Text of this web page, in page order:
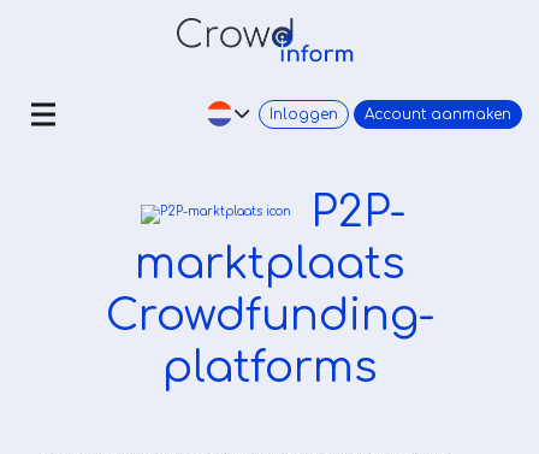
Inloggen Account aanmaken
P2P-
marktplaats
Crowdfunding-
platforms